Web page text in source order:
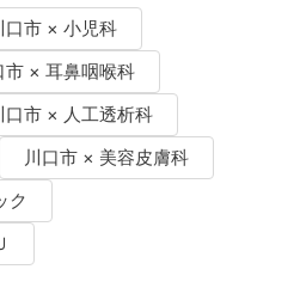
口市 × 小児科
市 × 耳鼻咽喉科
口市 × 人工透析科
川口市 × 美容皮膚科
ク